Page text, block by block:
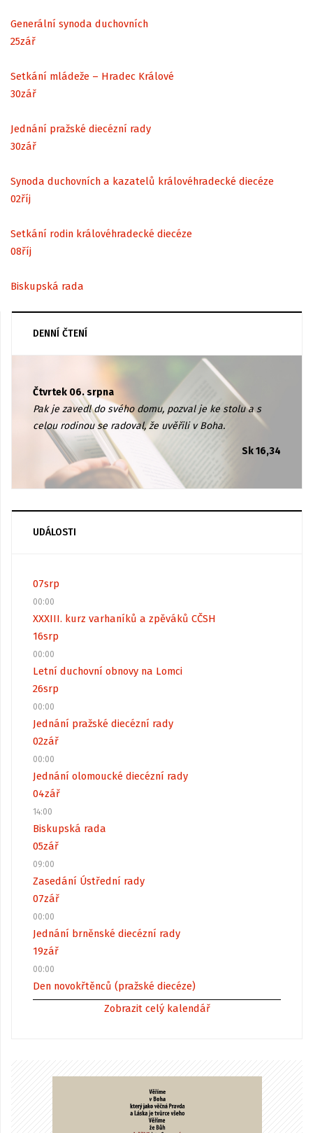
Generální synoda duchovních
25zář
Setkání mládeže – Hradec Králové
30zář
Jednání pražské diecézní rady
30zář
Synoda duchovních a kazatelů královéhradecké diecéze
02říj
Setkání rodin královéhradecké diecéze
08říj
Biskupská rada
DENNÍ ČTENÍ
Čtvrtek 06. srpna
Pak je zavedl do svého domu, pozval je ke stolu a s
celou rodinou se radoval, že uvěřili v Boha.
Sk 16,34
UDÁLOSTI
07srp
00:00
XXXIII. kurz varhaníků a zpěváků CČSH
16srp
00:00
Letní duchovní obnovy na Lomci
26srp
00:00
Jednání pražské diecézní rady
02zář
00:00
Jednání olomoucké diecézní rady
04zář
14:00
Biskupská rada
05zář
09:00
Zasedání Ústřední rady
07zář
00:00
Jednání brněnské diecézní rady
19zář
00:00
Den novokřtěnců (pražské diecéze)
Zobrazit celý kalendář